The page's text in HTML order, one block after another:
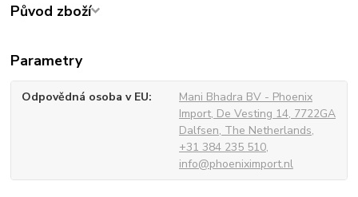
Původ zboží
Parametry
Odpovědná osoba v EU
Mani Bhadra BV - Phoenix
Import, De Vesting 14, 7722GA
Dalfsen, The Netherlands,
+31 384 235 510,
info@phoeniximport.nl